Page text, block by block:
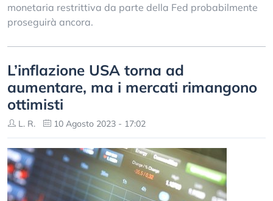
monetaria restrittiva da parte della Fed probabilmente
proseguirà ancora.
L’inflazione USA torna ad
aumentare, ma i mercati rimangono
ottimisti
L. R. 10 Agosto 2023 - 17:02